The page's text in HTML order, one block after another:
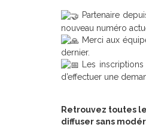
Partenaire
nouveau numéro
Merci aux
dernier.
Les
d’effectuer une
Retrouvez toutes
diffuser sans